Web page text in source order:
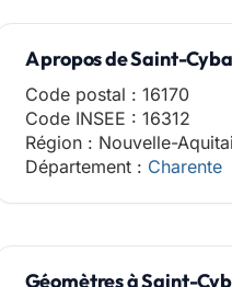
A propos de Saint-
Code postal : 16170
Code INSEE : 16312
Région : Nouvelle-
Département : Charente
Géomètres à Saint-